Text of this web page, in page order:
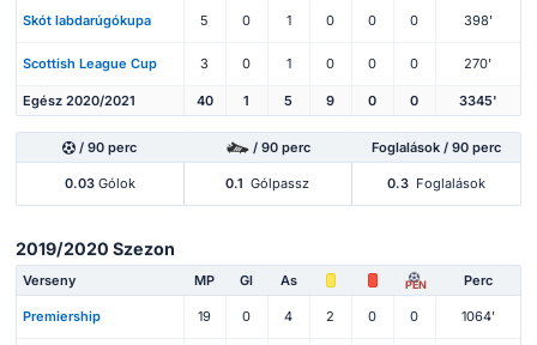
Skót labdarúgókupa 5 0 1 0 0 0 398'
Scottish League Cup 3 0 1 0 0 0 270'
Egész 2020/2021 40 1 5 9 0 0 3345'
/ 90 perc / 90 perc Foglalások / 90 perc
0.03Gólok 0.1 Gólpassz 0.3 Foglalások
2019/2020 Szezon
Verseny MP Gl As PEN Perc
Premiership 19 0 4 2 0 0 1064'